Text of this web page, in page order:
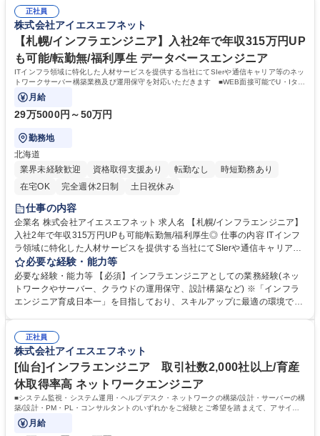
正社員
株式会社アイエスエフネット
【札幌/インフラエンジニア】入社2年で年収315万円UP
も可能/転勤無/福利厚生 データベースエンジニア
ITインフラ領域に特化した人材サービスを提供する当社にてSIerや通信キャリア等のネッ
トワークサーバー構築業務及び運用保守を対応いただきます ■WEB面接可能でU・Iター
ンも大歓迎！(入社時の転居費用補助あり)
月給
29万5000円～50万円
勤務地
北海道
業界未経験歓迎
資格取得支援あり 転勤なし
時短勤務あり
在宅OK
完全週休2日制 土日祝休み
仕事の内容
企業名 株式会社アイエスエフネット 求人名 【札幌/インフラエンジニア】
入社2年で年収315万円UPも可能/転勤無/福利厚生◎ 仕事の内容 ITインフ
ラ領域に特化した人材サービスを提供する当社にてSIerや通信キャリア等
のネットワークサーバー構築業務及び運用保守を対応いただきます ■WEB
面接可能でU・Iターンも大歓迎！(入社時の転居費用補助あり) 【当社の案
件例】■官公庁・自治体向けシステム運用保守 ■官公庁・自治体向けサー
バー構築運用 ■教育機関向けシステム構築運用保守 他案件多数有り 【入
育成に強味を持つ当社にて、上流工程案件等様々な案件に携わることで、
自社内外通じてエンジニアとして成長が見込めます 募集職種 【札幌/イン
フラエンジニア】入社2年で年収315万円UPも可能/転勤無/福利厚生◎
必要な経験・能力等
必要な経験・能力等 【必須】インフラエンジニアとしての業務経験(ネッ
トワークやサーバー、クラウドの運用保守、設計構築など) ※「インフラ
エンジニア育成日本一」を目指しており、スキルアップに最適の環境です
の働く環境を整えるために外部監査にもモニタリングを依頼しておりま
す！■「この人と一緒に働きたいという人だけがいる会社」にするため、
人柄や人間性を重視した採用を行っております！ 学歴・資格 学歴：大学
院 大学 高専 短大 専修学校 高校 語学力： 資格：
正社員
株式会社アイエスエフネット
[仙台]インフラエンジニア 取引社数2,000社以上/育産
休取得率高 ネットワークエンジニア
■システム監視・システム運用・ヘルプデスク・ネットワークの構築/設計・サーバーの構
築/設計・PM・PL・コンサルタントのいずれかをご経験とご希望を踏まえて、アサイン
いたします。
月給